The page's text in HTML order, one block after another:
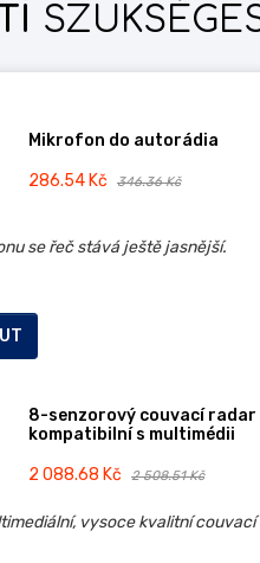
Mikrofon do autorádia
286.54 Kč
346.36 Kč
se řeč stává ještě jasnější.
8-senzorový couvací radar
kompatibilní s multimédii
2 088.68 Kč
2 508.51 Kč
vysoce kvalitní couvací